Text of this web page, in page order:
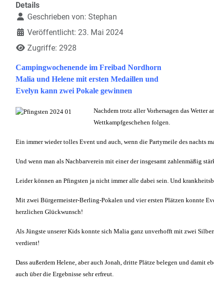
Details
Geschrieben von: Stephan
Veröffentlicht: 23. Mai 2024
Zugriffe: 2928
Campingwochenende im Freibad Nordhorn
Malia und Helene mit ersten Medaillen und
Evelyn kann zwei Pokale gewinnen
Nachdem trotz aller Vorhersagen das Wetter
Wettkampfgeschehen folgen.
Ein immer wieder tolles Event und auch, wenn die Partymeile des nachts
Und wenn man als Nachbarverein mit einer der insgesamt zahlenmäßig
Leider können an Pfingsten ja nicht immer alle dabei sein. Und
Mit zwei Bürgermeister-Berling-Pokalen und vier ersten Plätzen konnte
herzlichen Glückwunsch!
Als Jüngste unserer Kids konnte sich Malia ganz unverhofft mit zwei
verdient!
Dass außerdem Helene, aber auch Jonah, dritte Plätze belegen und
auch über die Ergebnisse sehr erfreut.